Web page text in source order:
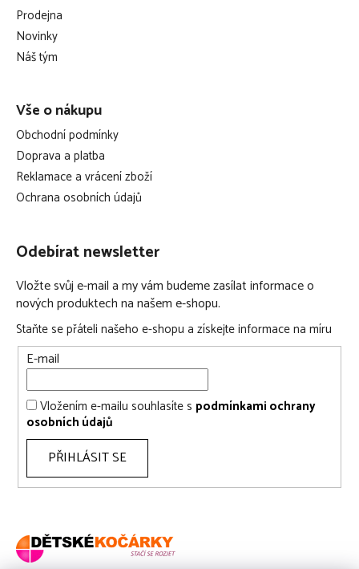
Prodejna
Novinky
Náš tým
Vše o nákupu
Obchodní podmínky
Doprava a platba
Reklamace a vrácení zboží
Ochrana osobních údajů
Odebírat newsletter
Vložte svůj e-mail a my vám budeme zasílat informace o
nových produktech na našem e-shopu.
Staňte se přáteli našeho e-shopu a získejte informace na míru
E-mail
Vložením e-mailu souhlasíte s podmínkami ochrany
osobních údajů
PŘIHLÁSIT SE